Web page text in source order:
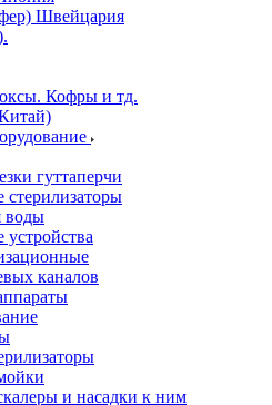
Швейцария
Кофры и тд.
гуттаперчи
стерилизаторы
воды
каналов
и насадки к ним